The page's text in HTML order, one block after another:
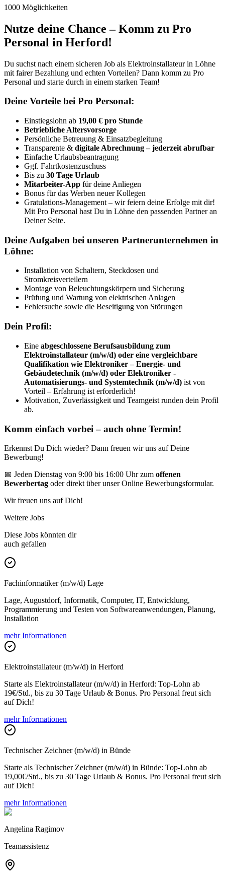
1000 Möglichkeiten
Nutze deine Chance – Komm zu Pro
Personal in Herford!
Du suchst nach einem sicheren Job als Elektroinstallateur in Löhne
mit fairer Bezahlung und echten Vorteilen? Dann komm zu Pro
Personal und starte durch in einem starken Team!
Deine Vorteile bei Pro Personal:
Einstiegslohn ab 19,00 € pro Stunde
Betriebliche Altersvorsorge
Persönliche Betreuung & Einsatzbegleitung
Transparente & digitale Abrechnung – jederzeit abrufbar
Einfache Urlaubsbeantragung
Ggf. Fahrtkostenzuschuss
Bis zu 30 Tage Urlaub
Mitarbeiter-App für deine Anliegen
Bonus für das Werben neuer Kollegen
Gratulations-Management – wir feiern deine Erfolge mit dir!
Mit Pro Personal hast Du in Löhne den passenden Partner an
Deiner Seite.
Deine Aufgaben bei unseren Partnerunternehmen in
Löhne:
Installation von Schaltern, Steckdosen und
Stromkreisverteilern
Montage von Beleuchtungskörpern und Sicherung
Prüfung und Wartung von elektrischen Anlagen
Fehlersuche sowie die Beseitigung von Störungen
Dein Profil:
Eine abgeschlossene Berufsausbildung zum
Elektroinstallateur (m/w/d) oder eine vergleichbare
Qualifikation wie Elektroniker – Energie- und
Gebäudetechnik (m/w/d) oder Elektroniker -
Automatisierungs- und Systemtechnik (m/w/d) ist von
Vorteil – Erfahrung ist erforderlich!
Motivation, Zuverlässigkeit und Teamgeist runden dein Profil
ab.
Komm einfach vorbei – auch ohne Termin!
Erkennst Du Dich wieder? Dann freuen wir uns auf Deine
Bewerbung!
📅 Jeden Dienstag von 9:00 bis 16:00 Uhr zum offenen
Bewerbertag oder direkt über unser Online Bewerbungsformular.
Wir freuen uns auf Dich!
Weitere Jobs
Diese Jobs könnten dir
auch gefallen
Fachinformatiker (m/w/d) Lage
Lage, Augustdorf, Informatik, Computer, IT, Entwicklung,
Programmierung und Testen von Softwareanwendungen, Planung,
Installation
mehr Informationen
Elektroinstallateur (m/w/d) in Herford
Starte als Elektroinstallateur (m/w/d) in Herford: Top-Lohn ab
19€/Std., bis zu 30 Tage Urlaub & Bonus. Pro Personal freut sich
auf Dich!
mehr Informationen
Technischer Zeichner (m/w/d) in Bünde
Starte als Technischer Zeichner (m/w/d) in Bünde: Top-Lohn ab
19,00€/Std., bis zu 30 Tage Urlaub & Bonus. Pro Personal freut sich
auf Dich!
mehr Informationen
Angelina Ragimov
Teamassistenz